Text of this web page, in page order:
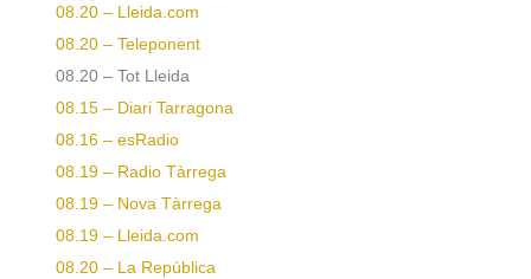
08.20 – Lleida.com
08.20 – Teleponent
08.20 – Tot Lleida
08.15 – Diari Tarragona
08.16 – esRadio
08.19 – Radio Tàrrega
08.19 – Nova Tàrrega
08.19 – Lleida.com
08.20 – La República